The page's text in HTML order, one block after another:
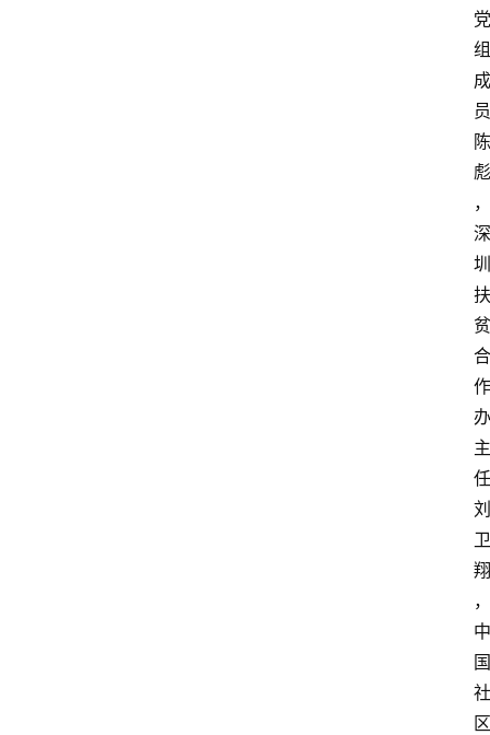
党
组
成
员
陈
彪
，
深
圳
扶
贫
合
作
办
主
任
刘
卫
翔
，
中
国
社
区